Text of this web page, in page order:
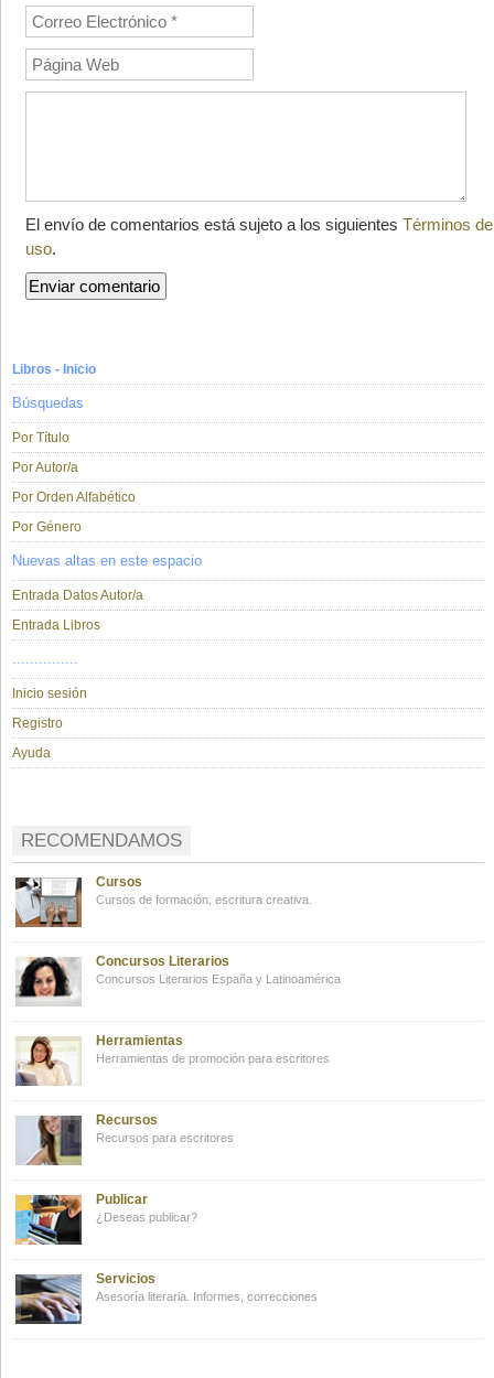
El envío de comentarios está sujeto a los siguientes Términos de
uso.
Libros - Inicio
Búsquedas
Por Título
Por Autor/a
Por Orden Alfabético
Por Género
Nuevas altas en este espacio
Entrada Datos Autor/a
Entrada Libros
...............
Inicio sesión
Registro
Ayuda
RECOMENDAMOS
Cursos
Cursos de formación, escritura creativa.
Concursos Literarios
Concursos Literarios España y Latinoamérica
Herramientas
Herramientas de promoción para escritores
Recursos
Recursos para escritores
Publicar
¿Deseas publicar?
Servicios
Asesoría literaria. Informes, correcciones